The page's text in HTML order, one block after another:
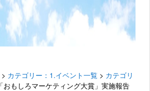
> カテゴリー：1.イベント一覧 > カテゴリ
「おもしろマーケティング大賞」実施報告